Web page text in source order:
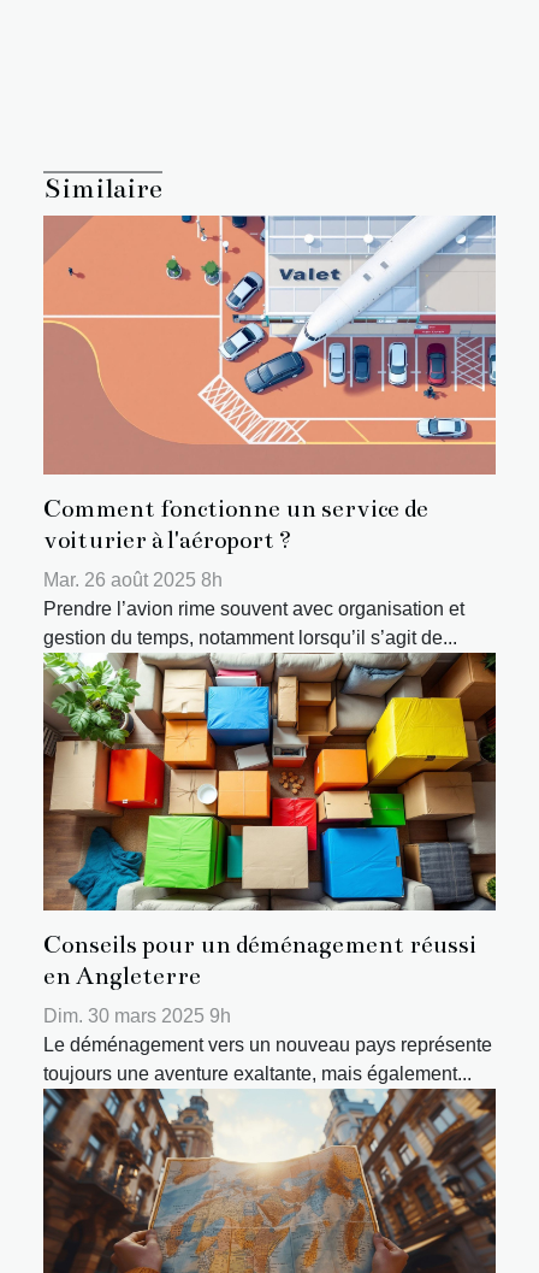
Similaire
Comment fonctionne un service de
voiturier à l'aéroport ?
Mar. 26 août 2025 8h
Prendre l’avion rime souvent avec organisation et
gestion du temps, notamment lorsqu’il s’agit de...
Conseils pour un déménagement réussi
en Angleterre
Dim. 30 mars 2025 9h
Le déménagement vers un nouveau pays représente
toujours une aventure exaltante, mais également...